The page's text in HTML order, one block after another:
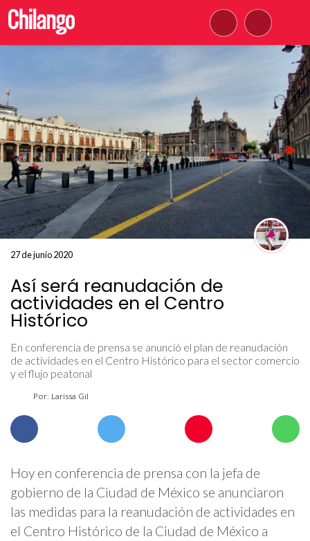
27 de junio 2020
Así será reanudación de
actividades en el Centro
Histórico
En conferencia de prensa se anunció el plan de reanudación
de actividades en el Centro Histórico para el sector comercio
y el flujo peatonal
Por: Larissa Gil
Hoy en conferencia de prensa con la jefa de
gobierno de la Ciudad de México se anunciaron
las medidas para la reanudación de actividades en
el Centro Histórico de la Ciudad de México a